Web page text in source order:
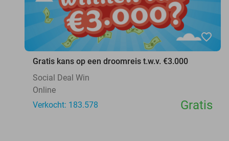
favorite_border
Gratis kans op een droomreis t.w.v. €3.000
Social Deal Win
Online
Verkocht: 183.578
Gratis